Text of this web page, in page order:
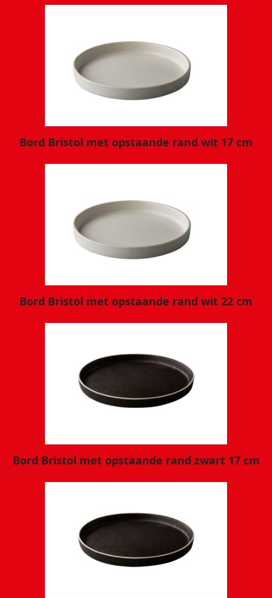
Bord Bristol met opstaande rand wit 17 cm
Bord Bristol met opstaande rand wit 22 cm
Bord Bristol met opstaande rand zwart 17 cm